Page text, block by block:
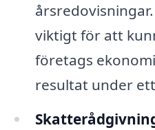
viktigt för att
företags
resultat under